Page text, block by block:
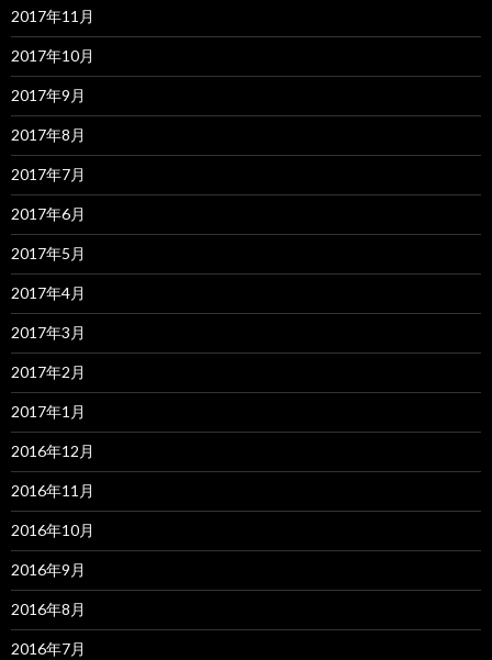
2017年11月
2017年10月
2017年9月
2017年8月
2017年7月
2017年6月
2017年5月
2017年4月
2017年3月
2017年2月
2017年1月
2016年12月
2016年11月
2016年10月
2016年9月
2016年8月
2016年7月